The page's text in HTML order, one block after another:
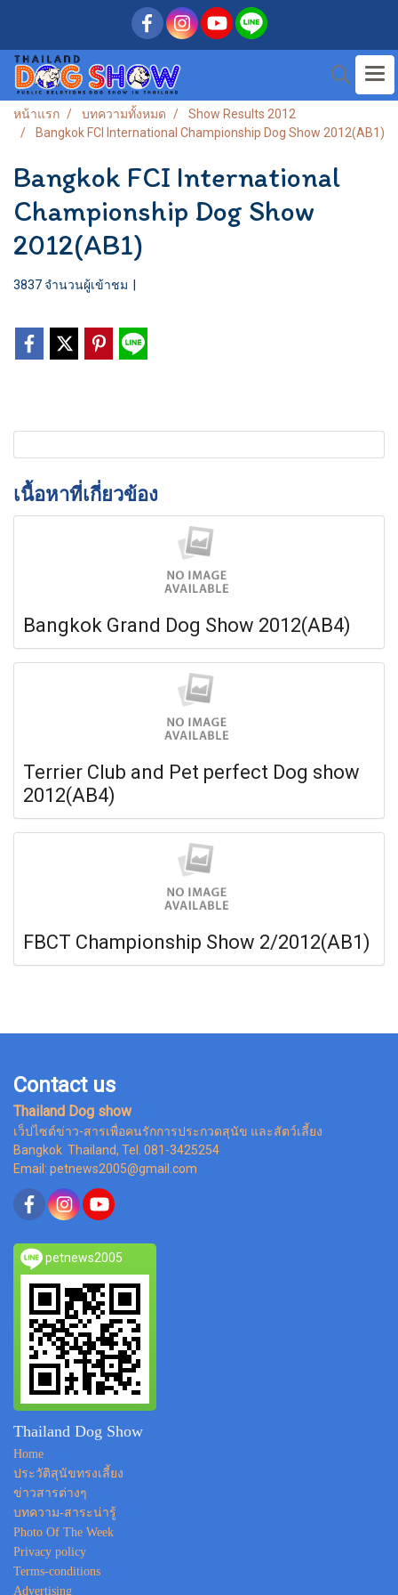
หน้าแรก บทความทั้งหมด
Show Results 2012
Bangkok FCI International Championship Dog Show 2012(AB1)
Bangkok FCI International
Championship Dog Show
2012(AB1)
3837 จำนวนผู้เข้าชม
เนื้อหาที่เกี่ยวข้อง
Bangkok Grand Dog Show 2012(AB4)
Terrier Club and Pet perfect Dog show
2012(AB4)
FBCT Championship Show 2/2012(AB1)
Contact us
Thailand Dog show
เว็ปไซต์ข่าว-สารเพื่อคนรักการประกวดสุนัข และสัตว์เลี้ยง
Bangkok Thailand, Tel. 081-3425254
Email: petnews2005@gmail.com
petnews2005
Thailand Dog Show
Home
ประวัติสุนัขทรงเลี้ยง
ข่าวสารต่างๆ
บทความ-สาระน่ารู้
Photo Of The Week
Privacy policy
Terms-conditions
Advertising